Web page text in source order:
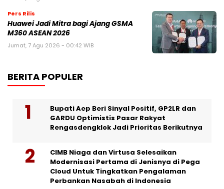
Pers Rilis
Huawei Jadi Mitra bagi Ajang GSMA
M360 ASEAN 2026
Jumat, 7 Agu 2026 - 00:42 WIB
BERITA POPULER
Bupati Aep Beri Sinyal Positif, GP2LR dan
GARDU Optimistis Pasar Rakyat
Rengasdengklok Jadi Prioritas Berikutnya
CIMB Niaga dan Virtusa Selesaikan
Modernisasi Pertama di Jenisnya di Pega
Cloud Untuk Tingkatkan Pengalaman
Perbankan Nasabah di Indonesia